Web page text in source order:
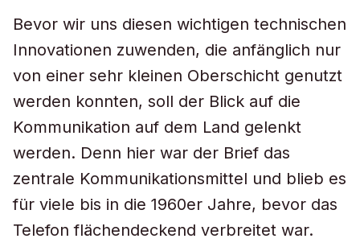
Bevor wir uns diesen wichtigen technischen
Innovationen zuwenden, die anfänglich nur
von einer sehr kleinen Oberschicht genutzt
werden konnten, soll der Blick auf die
Kommunikation auf dem Land gelenkt
werden. Denn hier war der Brief das
zentrale Kommunikationsmittel und blieb es
für viele bis in die 1960er Jahre, bevor das
Telefon flächendeckend verbreitet war.